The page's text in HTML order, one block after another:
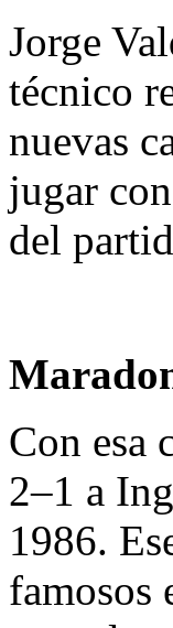
Jorge
técnico
nuevas
jugar
del
Con esa
2–1 a
1986.
famosos